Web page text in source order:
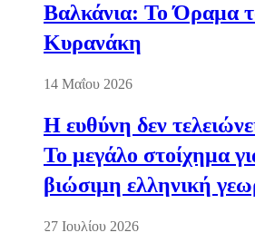
Βαλκάνια: Το Όραμα
Κυρανάκη
14 Μαΐου 2026
Η ευθύνη δεν
Το μεγάλο στοίχημα
βιώσιμη ελληνική
27 Ιουλίου 2026